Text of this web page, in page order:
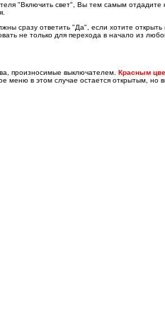
"Включить свет", Вы тем самым отдадите
сразу ответить "Да", если хотите
не только для перехода в начало из
произносимые выключателем. Красным
меню в этом случае остается открытым, но